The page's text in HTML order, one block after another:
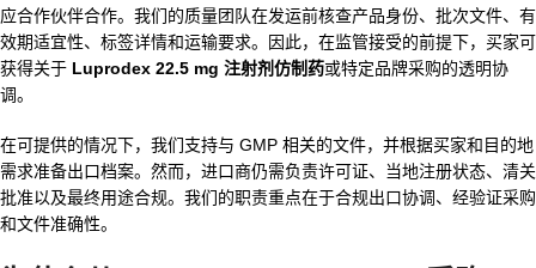
应合作伙伴合作。我们的质量团队在发运前核查产品身份、批次文件、有
效期适宜性、标签详情和运输要求。因此，在监管接受的前提下，买家可
获得关于 Luprodex 22.5 mg 注射剂仿制药或特定品牌采购的透明协
调。
在可提供的情况下，我们支持与 GMP 相关的文件，并根据买家和目的地
需求准备出口档案。然而，进口商仍需负责许可证、当地注册状态、清关
批准以及最终用途合规。我们的职责重点在于合规出口协调、经验证采购
和文件准确性。